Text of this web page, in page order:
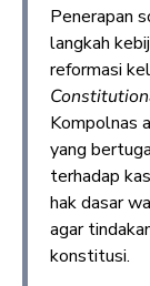
Penerapan
langkah
reformasi
Kompolnas
yang
terhadap
hak dasar
agar
konstitusi.